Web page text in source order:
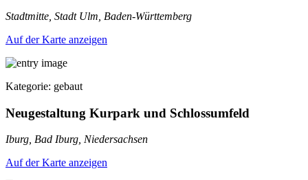
Stadtmitte, Stadt Ulm, Baden-Württemberg
Auf der Karte anzeigen
Kategorie: gebaut
Neugestaltung Kurpark und Schlossumfeld
Iburg, Bad Iburg, Niedersachsen
Auf der Karte anzeigen